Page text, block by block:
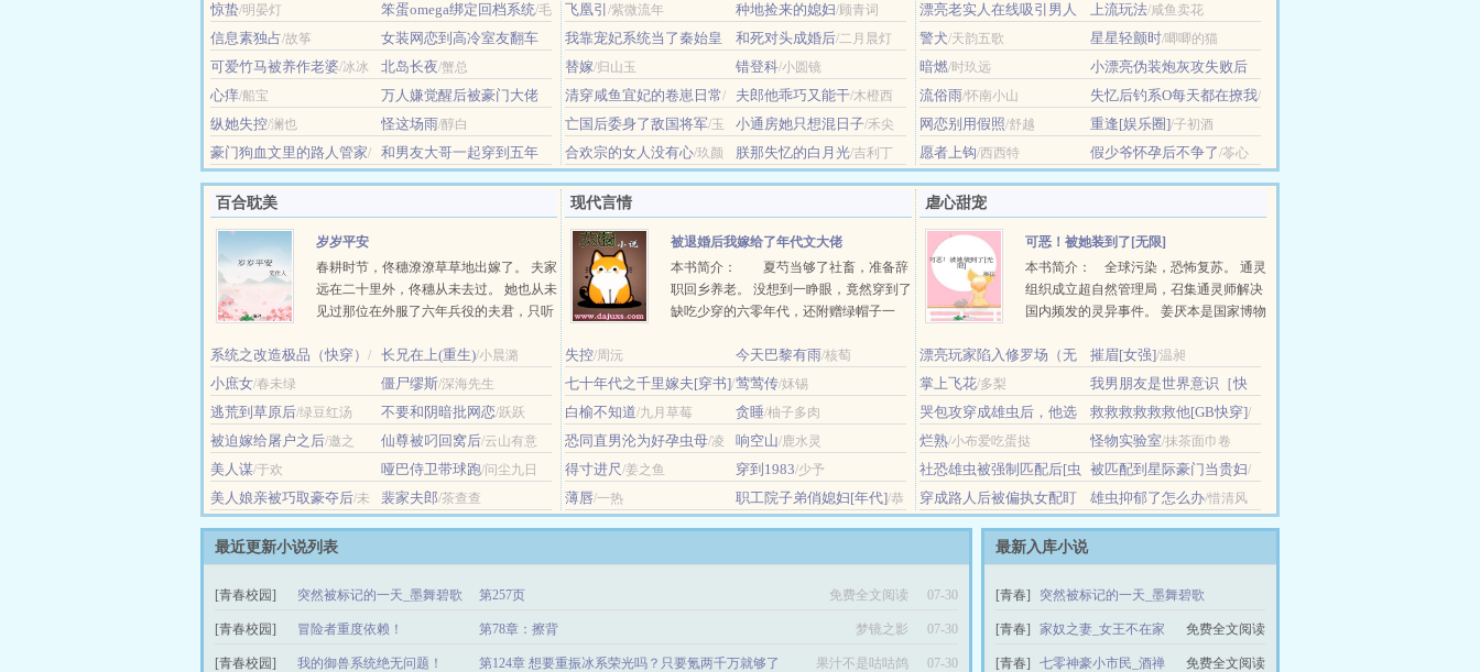
倒的beta，与同样身处低谷的三个alpha在
红灯区合租。他夜夜晚归，带着一身混乱
驳杂的信息......
惊蛰/明晏灯 笨蛋omega绑定回档系统/毛
球球o
信息素独占/故筝
女装网恋到高冷室友翻车
了 /起筝
可爱竹马被养作老婆/冰冰
盐
北岛长夜/蟹总
心痒/船宝
万人嫌觉醒后被豪门大佬
宠了/一角蔷薇
纵她失控/澜也 怪这场雨/醇白
豪门狗血文里的路人管家/
长安如昼
和男友大哥一起穿到五年
后/林绵绵
逼，给她留下了好多好多好多钱！！ 结果
不久之后，一道懿旨，将穆婉赐婚给了大
郢功高盖主......
飞凰引 /紫微流年 种地捡来的媳妇/顾青词
我靠宠妃系统当了秦始皇
的国师/白色的木
和死对头成婚后/二月晨灯
替嫁/归山玉 错登科/小圆镜
清穿咸鱼宜妃的卷崽日常/
花下千江
夫郎他乖巧又能干/木橙西
亡国后委身了敌国将军/玉
不逐流
小通房她只想混日子/禾尖
合欢宗的女人没有心/玖颜 朕那失忆的白月光/吉利丁
界里，从一个帅气又多金的成年人变成
了……白嫩可爱的小屁孩。 在穿越后的世
界里，所有人都只有和......
漂亮老实人在线吸引男人
（快穿）/香菇凉凉
上流玩法/咸鱼卖花
警犬/天韵五歌 星星轻颤时/唧唧的猫
暗燃/时玖远
小漂亮伪装炮灰攻失败后
[快穿]/咬猫耳朵
流俗雨/怀南小山 失忆后钓系O每天都在撩我/
染枫林
网恋别用假照/舒越 重逢[娱乐圈]/子初酒
愿者上钩/西西特 假少爷怀孕后不争了/苓心
百合耽美
岁岁平安
春耕时节，佟穗潦潦草草地出嫁了。 夫家
远在二十里外，佟穗从未去过。 她也从未
见过那位在外服了六年兵役的夫君，只听
嫁前夕，邻家书生曾想带她私奔。 佟穗没
应，她喜欢书生的温和有礼，可她更知
道，在......
系统之改造极品（快穿） /
水之源
长兄在上(重生)/小晨潞
小庶女/春未绿 僵尸缪斯/深海先生
逃荒到草原后/绿豆红汤 不要和阴暗批网恋/跃跃
被迫嫁给屠户之后/邀之 仙尊被叼回窝后/云山有意
美人谋/于欢 哑巴侍卫带球跑/问尘九日
美人娘亲被巧取豪夺后/未
眠灯
裴家夫郎/茶查查
现代言情
被退婚后我嫁给了年代文大佬
本书简介： 夏芍当够了社畜，准备辞
职回乡养老。 没想到一睁眼，竟然穿到了
缺吃少穿的六零年代，还附赠绿帽子一
在当地结了婚，孩子都两个了。 怕把事情
闹大，未婚夫家火速给她介绍了一门亲
事。 男方个子高......
失控/周沅 今天巴黎有雨/核萄
七十年代之千里嫁夫[穿书]/
月半蔷薇
莺莺传/姀锡
白榆不知道/九月草莓 贪睡/柚子多肉
恐同直男沦为好孕虫母/凌
波玉
响空山/鹿水灵
得寸进尺/姜之鱼 穿到1983/少予
薄唇/一热 职工院子弟俏媳妇[年代]/恭
安
虐心甜宠
可恶！被她装到了[无限]
本书简介： 全球污染，恐怖复苏。 通灵
组织成立超自然管理局，召集通灵师解决
国内频发的灵异事件。 姜厌本是国家博物
欲望，结果某日忽然被一老者找上门，隔
着展示柜希望她能加入超管局。 姜
厌：“可是我不会......
漂亮玩家陷入修罗场（无
限） /折金
摧眉[女强]/温昶
掌上飞花/多梨
我男朋友是世界意识［快
穿］/知酒鱼
哭包攻穿成雄虫后，他选
错了老婆[虫族]/雨色可可
救救救救救救他[GB快穿]/
陈不问
烂熟/小布爱吃蛋挞 怪物实验室/抹茶面巾卷
社恐雄虫被强制匹配后[虫
族]/江月初
被匹配到星际豪门当贵妇/
儋耳蛮花
穿成路人后被偏执女配盯
上了[快穿]/伊素橘
雄虫抑郁了怎么办/惜清风
最近更新小说列表
[青春校园] 突然被标记的一天_墨舞碧歌 第257页 免费全文阅读 07-30
[青春校园] 冒险者重度依赖！ 第78章：擦背 梦镜之影 07-30
[青春校园] 我的御兽系统绝无问题！
第124章 想要重振冰系荣光吗？只要氪两千万就够了
果汁不是咕咕鸽 07-30
最新入库小说
[青春]
突然被标记的一天_墨舞碧歌
免费全文阅读
[青春] 家奴之妻_女王不在家 免费全文阅读
[青春] 七零神豪小市民_酒禅 免费全文阅读